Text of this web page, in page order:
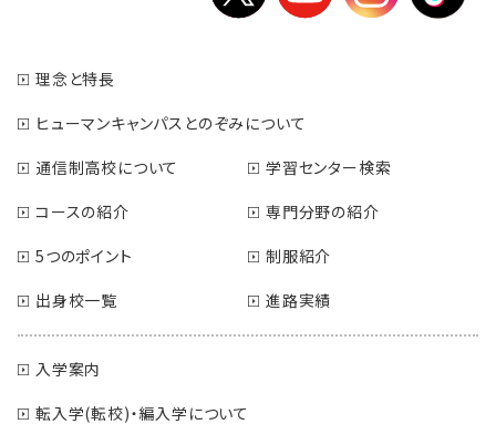
理念と特長
ヒューマンキャンパスとのぞみについて
通信制高校について
学習センター検索
コースの紹介
専門分野の紹介
5つのポイント
制服紹介
出身校一覧
進路実績
入学案内
転入学(転校)・編入学について